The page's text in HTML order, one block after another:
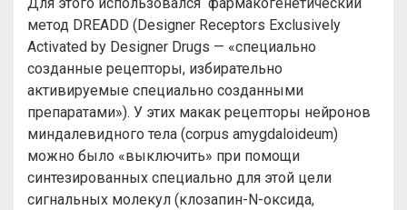
метод DREADD (Designer Receptors Exclusively
Activated by Designer Drugs — «специально
созданные рецепторы, избирательно
активируемые специально созданными
препаратами»). У этих макак рецепторы нейронов
миндалевидного тела (corpus amygdaloideum)
можно было «выключить» при помощи
синтезированных специально для этой цели
сигнальных молекул (клозапин-N-оксида,